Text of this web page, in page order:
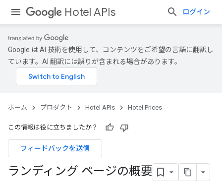
Hotel APIs ログイン
Google は AI 技術を使用して、コンテンツをご希望の言語に翻訳し
ています。AI 翻訳には誤りが含まれる場合があります。
ホーム プロダクト Hotel APIs Hotel Prices
この情報は役に立ちましたか？
フィードバックを送信
ランディング ページの概要